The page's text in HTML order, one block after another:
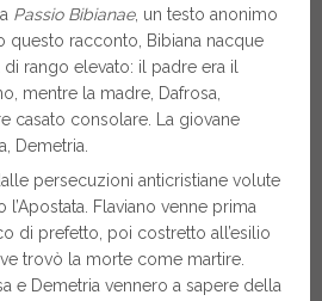
Passio Bibianae, un testo anonimo
questo racconto, Bibiana nacque
di rango elevato: il padre era il
mentre la madre, Dafrosa,
casato consolare. La giovane
Demetria.
persecuzioni anticristiane volute
l’Apostata. Flaviano venne prima
di prefetto, poi costretto all’esilio
trovò la morte come martire.
e Demetria vennero a sapere della